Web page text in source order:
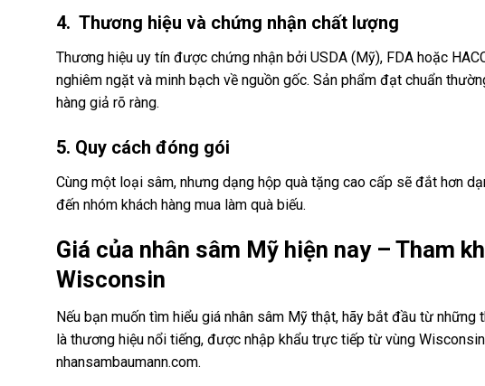
4. Thương hiệu và chứng nhận chất lượng
Thương hiệu uy tín được chứng nhận bởi USDA (Mỹ), FDA hoặc
nghiêm ngặt và minh bạch về nguồn gốc. Sản phẩm đạt chuẩn
hàng giả rõ ràng.
5. Quy cách đóng gói
Cùng một loại sâm, nhưng dạng hộp quà tặng cao cấp sẽ đắt hơn
đến nhóm khách hàng mua làm quà biếu.
Giá của nhân sâm Mỹ hiện nay – Tham
Wisconsin
Nếu bạn muốn tìm hiểu giá nhân sâm Mỹ thật, hãy bắt đầu từ
là thương hiệu nổi tiếng, được nhập khẩu trực tiếp từ vùng
nhansambaumann.com.